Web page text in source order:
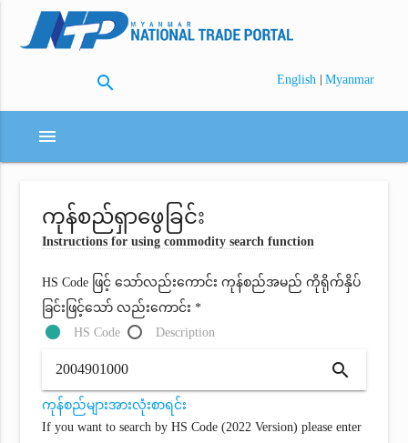
search English | Myanmar
menu
ကုန်စည်ရှာဖွေခြင်း
Instructions for using commodity search function
HS Code ဖြင့် သော်လည်းကောင်း ကုန်စည်အမည် ကိုရိုက်နှိပ်
ခြင်းဖြင့်သော် လည်းကောင်း *
HS Code
Description
search
ကုန်စည်များအားလုံးစာရင်း
If you want to search by HS Code (2022 Version) please enter